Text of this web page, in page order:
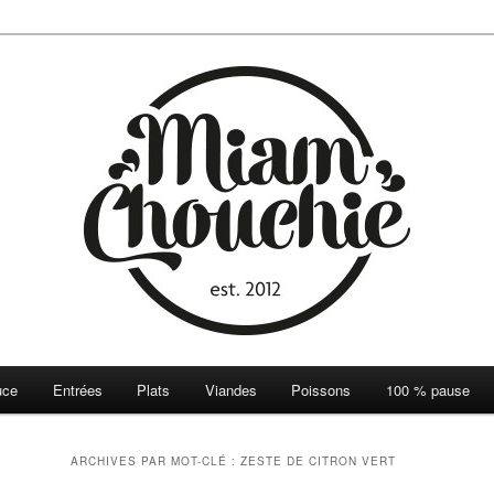
Entrées Plats Viandes Poissons 100 % pause
ARCHIVES PAR MOT-CLÉ : ZESTE DE CITRON VERT